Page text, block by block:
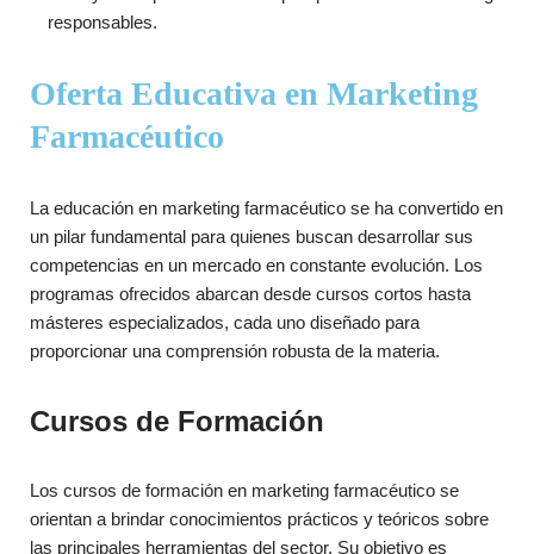
responsables.
Oferta Educativa en Marketing
Farmacéutico
La educación en marketing farmacéutico se ha convertido en
un pilar fundamental para quienes buscan desarrollar sus
competencias en un mercado en constante evolución. Los
programas ofrecidos abarcan desde cursos cortos hasta
másteres especializados, cada uno diseñado para
proporcionar una comprensión robusta de la materia.
Cursos de Formación
Los cursos de formación en marketing farmacéutico se
orientan a brindar conocimientos prácticos y teóricos sobre
las principales herramientas del sector. Su objetivo es